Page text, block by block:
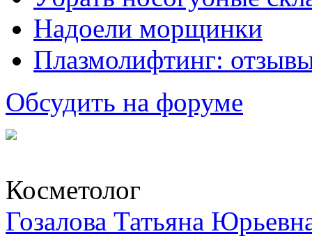
Надоели морщинки
Плазмолифтинг:
Обсудить на форуме
Косметолог
Гозалова Татьяна